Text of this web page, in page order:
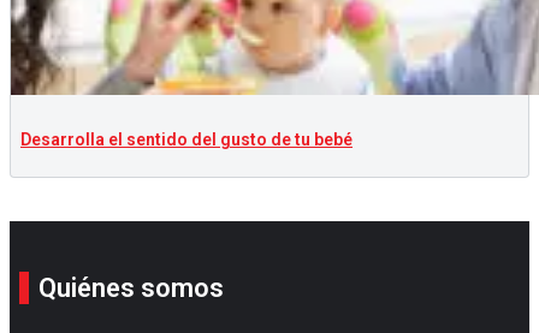
Desarrolla el sentido del gusto de tu bebé
Quiénes somos